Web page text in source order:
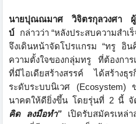
นายปุณณมาศ วิจิตรกุลวงศา
บ์
กล่าวว่า “หลังประสบความสำเ
จึงเดินหน้าจัดโปรแกรม“ทรู อิน
ความตั้งใจของกลุ่มทรู ที่ต้องการ
ที่มีไอเดียสร้างสรรค์ ได้สร้างธุ
ระดับระบบนิเวศ (Ecosystem)
นาคตให้ดียิ่งขึ้น โดยรุ่นที่ 2 นี้ จั
คิด ลงมือทำ”เปิดรับสมัครเหล่า